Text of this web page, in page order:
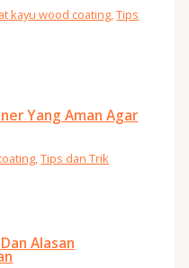
kayu wood coating,Tips
Yang Aman Agar
,Tips dan Trik
Alasan